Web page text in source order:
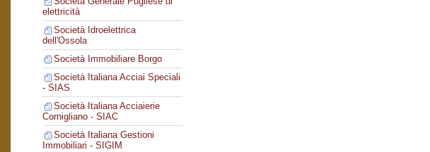
elettricità
Società Idroelettrica
dell'Ossola
Società Immobiliare Borgo
Società Italiana Acciai Speciali
- SIAS
Società Italiana Acciaierie
Cornigliano - SIAC
Società Italiana Gestioni
Immobiliari - SIGIM